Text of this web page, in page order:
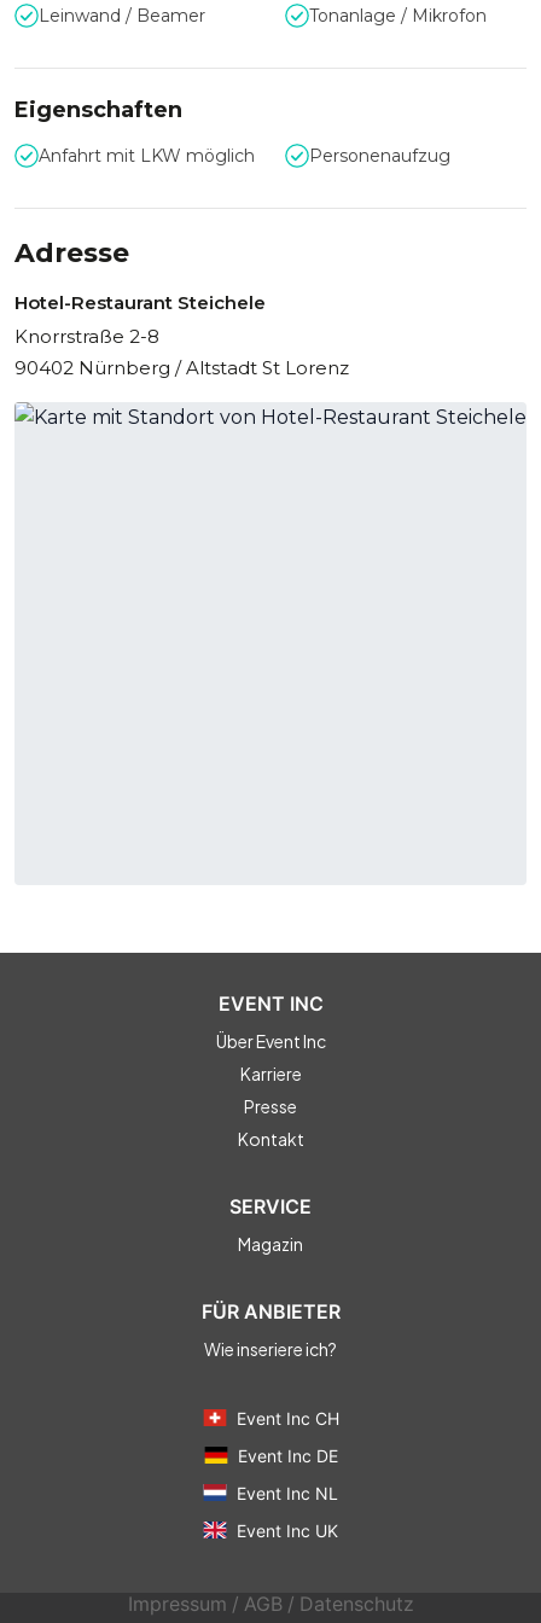
Leinwand / Beamer Tonanlage / Mikrofon
Eigenschaften
Anfahrt mit LKW möglich Personenaufzug
Adresse
Hotel-Restaurant Steichele
Knorrstraße 2-8
90402 Nürnberg / Altstadt St Lorenz
EVENT INC
Über Event Inc
Karriere
Presse
Kontakt
SERVICE
Magazin
FÜR ANBIETER
Wie inseriere ich?
Event Inc CH
Event Inc DE
Event Inc NL
Event Inc UK
Impressum / AGB / Datenschutz